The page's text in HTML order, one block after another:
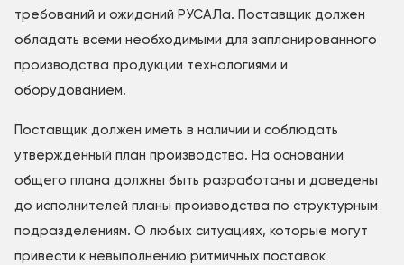
требований и ожиданий РУСАЛа. Поставщик должен
обладать всеми необходимыми для запланированного
производства продукции технологиями и
оборудованием.
Поставщик должен иметь в наличии и соблюдать
утверждённый план производства. На основании
общего плана должны быть разработаны и доведены
до исполнителей планы производства по структурным
подразделениям. О любых ситуациях, которые могут
привести к невыполнению ритмичных поставок